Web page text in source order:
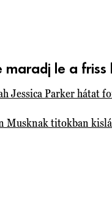
maradj le a friss
Jessica Parker hátat
Musknak titokban